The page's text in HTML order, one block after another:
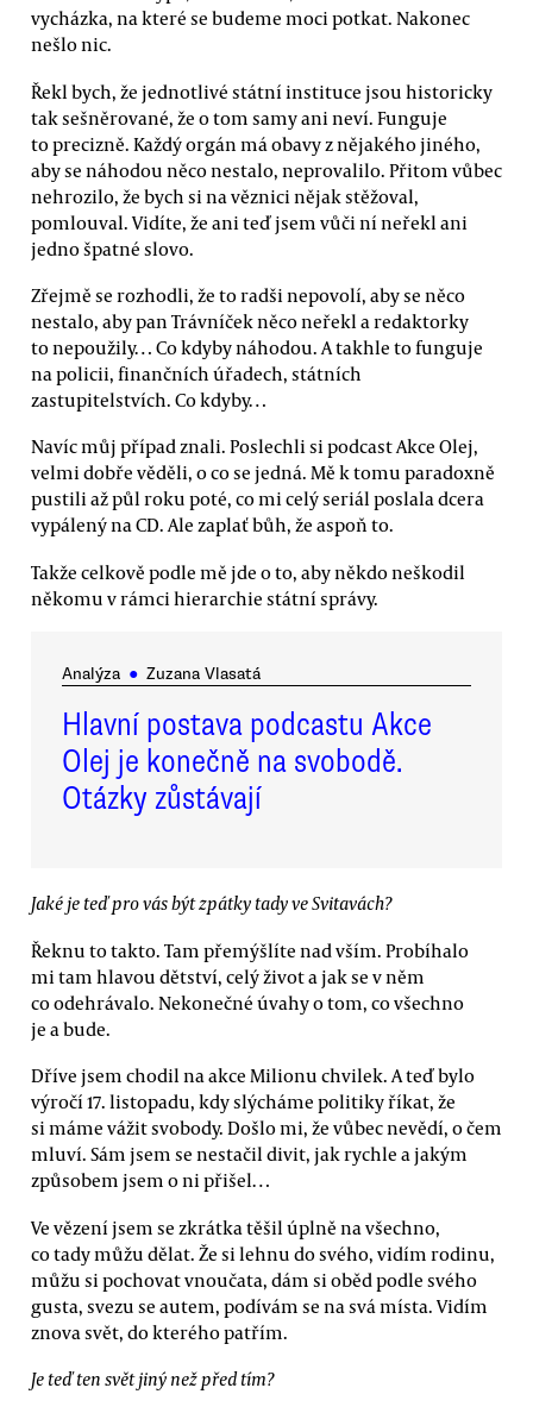
vycházka, na které se budeme moci potkat. Nakonec
nešlo nic.
Řekl bych, že jednotlivé státní instituce jsou historicky
tak sešněrované, že o tom samy ani neví. Funguje
to precizně. Každý orgán má obavy z nějakého jiného,
aby se náhodou něco nestalo, neprovalilo. Přitom vůbec
nehrozilo, že bych si na věznici nějak stěžoval,
pomlouval. Vidíte, že ani teď jsem vůči ní neřekl ani
jedno špatné slovo.
Zřejmě se rozhodli, že to radši nepovolí, aby se něco
nestalo, aby pan Trávníček něco neřekl a redaktorky
to nepoužily… Co kdyby náhodou. A takhle to funguje
na policii, finančních úřadech, státních
zastupitelstvích. Co kdyby…
Navíc můj případ znali. Poslechli si podcast Akce Olej,
velmi dobře věděli, o co se jedná. Mě k tomu paradoxně
pustili až půl roku poté, co mi celý seriál poslala dcera
vypálený na CD. Ale zaplať bůh, že aspoň to.
Takže celkově podle mě jde o to, aby někdo neškodil
někomu v rámci hierarchie státní správy.
Analýza ● Zuzana Vlasatá
Hlavní postava podcastu Akce
Olej je konečně na svobodě.
Otázky zůstávají
Jaké je teď pro vás být zpátky tady ve Svitavách?
Řeknu to takto. Tam přemýšlíte nad vším. Probíhalo
mi tam hlavou dětství, celý život a jak se v něm
co odehrávalo. Nekonečné úvahy o tom, co všechno
je a bude.
Dříve jsem chodil na akce Milionu chvilek. A teď bylo
výročí 17. listopadu, kdy slýcháme politiky říkat, že
si máme vážit svobody. Došlo mi, že vůbec nevědí, o čem
mluví. Sám jsem se nestačil divit, jak rychle a jakým
způsobem jsem o ni přišel…
Ve vězení jsem se zkrátka těšil úplně na všechno,
co tady můžu dělat. Že si lehnu do svého, vidím rodinu,
můžu si pochovat vnoučata, dám si oběd podle svého
gusta, svezu se autem, podívám se na svá místa. Vidím
znova svět, do kterého patřím.
Je teď ten svět jiný než před tím?